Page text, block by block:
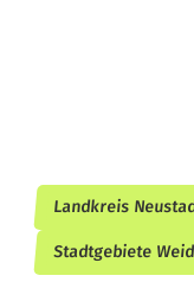
Landkreis
Stadtgebiete